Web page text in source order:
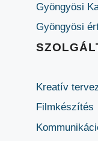
Gyöngyösi
Gyöngyösi
Kreatív
Filmkészítés